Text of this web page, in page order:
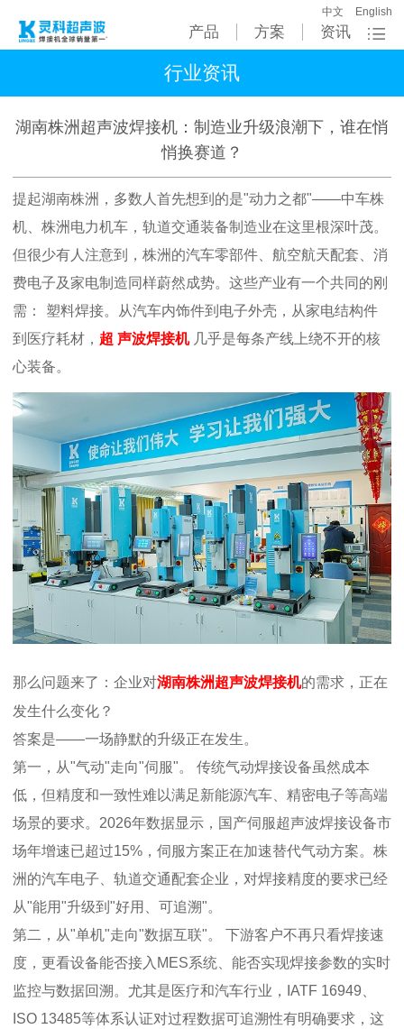
产品 方案 资讯
中文 English
行业资讯
湖南株洲超声波焊接机：制造业升级浪潮下，谁在悄
悄换赛道？
提起湖南株洲，多数人首先想到的是"动力之都"——中车株
机、株洲电力机车，轨道交通装备制造业在这里根深叶茂。
但很少有人注意到，株洲的汽车零部件、航空航天配套、消
费电子及家电制造同样蔚然成势。这些产业有一个共同的刚
需：
塑料焊接。从汽车内饰件到电子外壳，从家电结构件
到医疗耗材， 超 声波焊接机 几乎是每条产线上绕不开的核
心装备。
那么问题来了：企业对湖南株洲超声波焊接机的需求，正在
发生什么变化？
答案是——一场静默的升级正在发生。
第一，从"气动"走向"伺服"。
传统气动焊接设备虽然成本
低，但精度和一致性难以满足新能源汽车、精密电子等高端
场景的要求。2026年数据显示，国产伺服超声波焊接设备市
场年增速已超过15%，伺服方案正在加速替代气动方案。株
洲的汽车电子、轨道交通配套企业，对焊接精度的要求已经
从"能用"升级到"好用、可追溯"。
第二，从"单机"走向"数据互联"。
下游客户不再只看焊接速
度，更看设备能否接入MES系统、能否实现焊接参数的实时
监控与数据回溯。尤其是医疗和汽车行业，IATF 16949、
ISO 13485等体系认证对过程数据可追溯性有明确要求，这